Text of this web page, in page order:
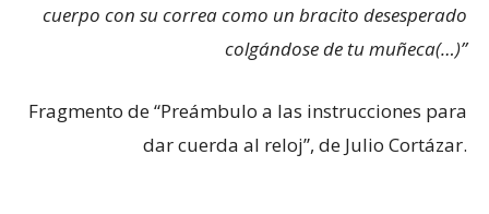
cuerpo con su correa como un bracito desesperado
colgándose de tu muñeca(…)”
Fragmento de “Preámbulo a las instrucciones para
dar cuerda al reloj”, de Julio Cortázar.